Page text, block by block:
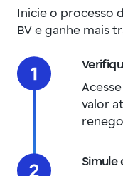
Inicie o processo
BV e ganhe mais
valor
Simule